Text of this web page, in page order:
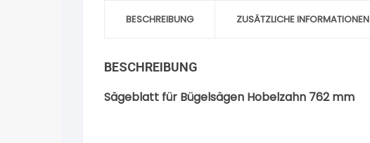
BESCHREIBUNG ZUSÄTZLICHE INFORMATIONEN
BESCHREIBUNG
Sägeblatt für Bügelsägen Hobelzahn 762 mm